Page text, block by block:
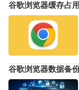
谷歌浏览器缓存占
谷歌浏览器数据备